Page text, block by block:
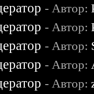
- Автор:
- Автор:
- Автор:
- Автор:
- Автор: